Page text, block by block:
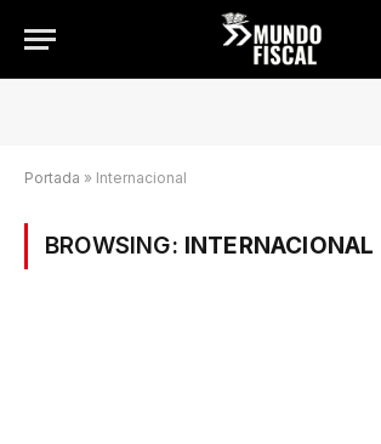
Portada » Internacional
BROWSING: INTERNACIONAL